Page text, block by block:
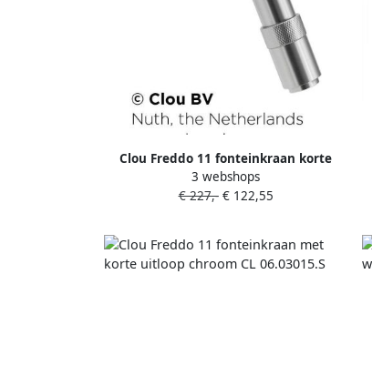
Clou Freddo 11 fonteinkraan korte
uitloop rvs geborsteld CL 06.03015.41.S
3 webshops
€ 227,-€ 122,55